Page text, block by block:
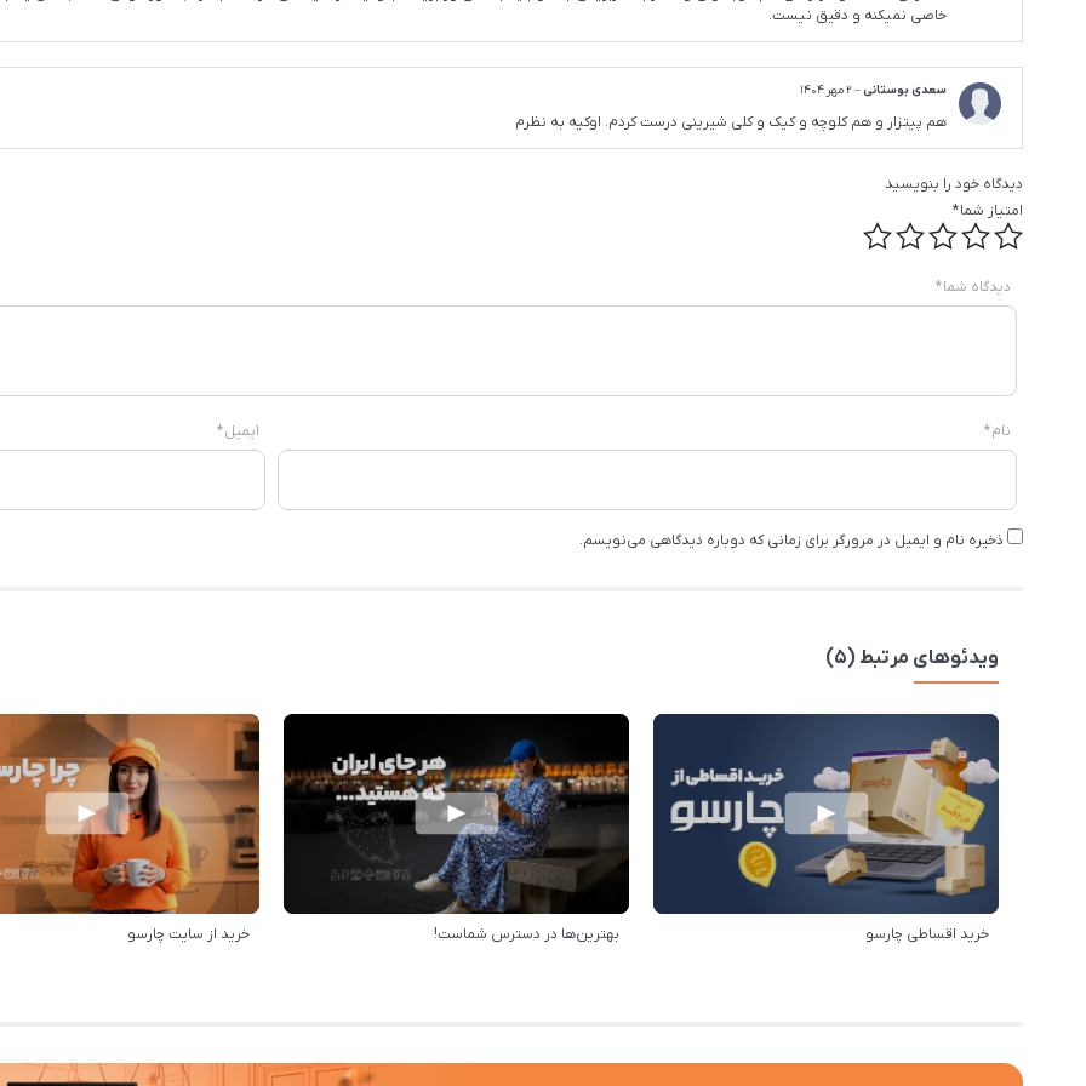
خاصی نمیکنه و دقیق نیست.
سعدی بوستانی–2 مهر 1404
هم پیتزار و هم کلوچه و کیک و کلی شیرینی درست کردم. اوکیه به نظرم
دیدگاه خود را بنویسید
امتیاز شما*
دیدگاه شما*
نام* ایمیل*
ذخیره نام و ایمیل در مرورگر برای زمانی که دوباره دیدگاهی می‌نویسم.
ویدئوهای مرتبط (5)
خرید اقساطی چارسو بهترین‌ها در دسترس شماست! خرید از سایت چارسو